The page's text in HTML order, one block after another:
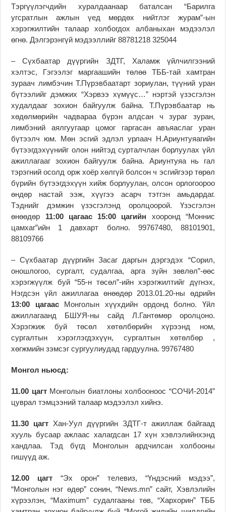
Тэргүүлэгчдийн хуралдаанаар баталсан “Барилга
угсратлын ажлын үед мөрдөх нийтлэг журам”-ын
хэрэгжилтийн талаар холбогдох албаныхан мэдээлэл
өгнө. Дэлгэрэнгүй мэдээллийг 88781218 325044
– Сүхбаатар дүүргийн ЗДТГ, Халамж үйлчилгээний
хэлтэс, Гэгээлэг маргаашийн төлөө ТББ-тай хамтран
зураач лимбэчин Т.Пүрэвбаатарт зориулан, түүний уран
бүтээлийг дэмжих “Хэрвээ хүмүүс…” нэртэй үзэсгэлэн
худалдааг зохион байгуулж байна. Т.Пүрэвбаатар нь
хөдөлмөрийн чадвараа бүрэн алдсан ч зураг зуран,
лимбэний аялгуугаар цомог гаргасан авъяаслаг уран
бүтээлч юм. Мөн эсгий эдлэл урлаач Н.Ариунтуяагийн
бүтээгдэхүүнийг олон нийтэд сурталчлан борлуулах үйл
ажиллагааг зохион байгуулж байна. Ариунтуяа нь гал
тэрэгний осолд орж хоёр хөлгүй болсон ч эсгийгээр төрөл
бүрийн бүтээгдэхүүн хийж борлуулан, олсон орлогоороо
өндөр настай ээж, хүүгээ асарч тэтгэн амьдардаг.
Тэднийг дэмжин үзэсгэлэнд оролцоорой. Үзэсгэлэн
өнөөдөр 11:00 цагаас 15:00 цагийн хооронд “Моннис
цамхаг”ийн 1 давхарт болно. 99767480, 88101901,
88109766
– Сүхбаатар дүүргийн Засаг даргын дэргэдэх “Сорил,
оношлогоо, сургалт, судалгаа, арга зүйн зөвлөл”-өөс
хэрэгжүүлж буй “55-н төсөл”-ийн хэрэгжилтийг дүгнэх,
Нэгдсэн үйл ажиллагаа өнөөдөр 2013.01.20-ны өдрийн
13:00 цагаасМонголын хүүхдийн ордонд болно. Үйл
ажиллагаанд БШУЯ-ны сайд Л.Гантөмөр оролцоно.
Хэрэгжиж буй төсөл хөтөлбөрийн хүрээнд ном,
сургалтын хэрэглэгдэхүүн, сургалтын хөтөлбөр ,
хөгжмийн зэмсэг сургуулиудад гардуулна. 99767480
Монгол ньюсд:
11.00 цагт Монголын биатлоны холбооноос “СОЧИ-2014”
цуврал тэмцээний талаар мэдээлэл хийнэ.
11.30 цагт Хан-Уул дүүргийн ЗДТГ-т ажиллаж байгаад
хууль бусаар ажлаас халагдсан 17 хүн хэвлэлийнхэнд
хандлаа. Тэд бүгд Монголын ардчилсан холбооны
гишүүд аж.
12.00 цагт“Эх орон” телевиз, “Үндэсний мэдээ”,
“Монголын нэг өдөр” сонин, “News.mn” сайт, Хэвлэлийн
хүрээлэн, “Maximum” судалгааны төв, “Хархорин” ТББ